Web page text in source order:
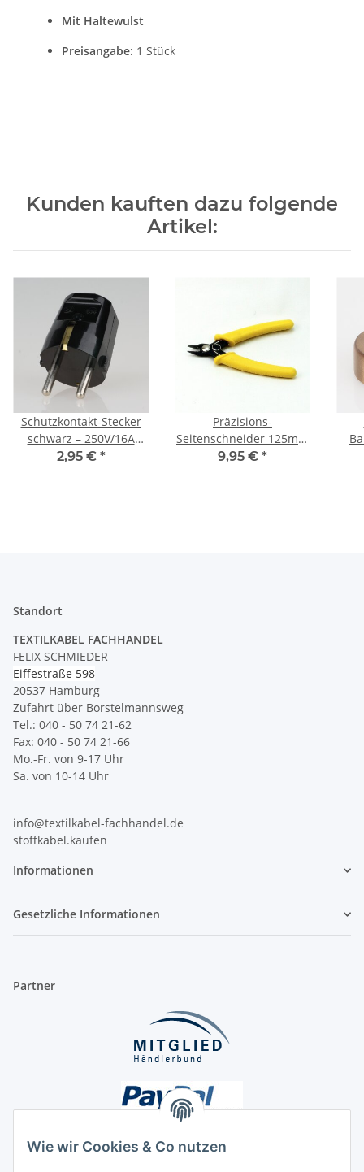
Wie wir Cookies & Co nutzen
Mit Haltewulst
Preisangabe: 1 Stück
Kunden kauften dazu folgende
Artikel:
Schutzkontakt-Stecker
schwarz – 250V/16A
Bakelit-Optik – mit
2,95 € *
Präzisions-
Seitenschneider 125mm
für Kleinstarbeiten und
9,95 € *
Standort
TEXTILKABEL FACHHANDEL
FELIX SCHMIEDER
Eiffestraße 598
20537 Hamburg
Zufahrt über Borstelmannsweg
Tel.: 040 - 50 74 21-62
Fax: 040 - 50 74 21-66
Mo.-Fr. von 9-17 Uhr
Sa. von 10-14 Uhr
info@textilkabel-fachhandel.de
stoffkabel.kaufen
Informationen
Gesetzliche Informationen
Partner